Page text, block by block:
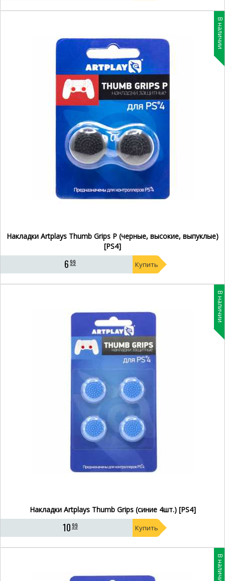
В наличии
Накладки Artplays Thumb Grips P (черные, высокие, выпуклые)
[PS4]
699 Купить
В наличии
Накладки Artplays Thumb Grips (синие 4шт.) [PS4]
1099 Купить
В наличии